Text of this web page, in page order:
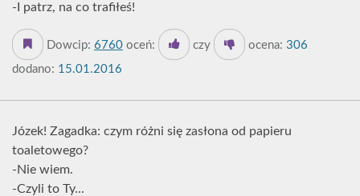
-I patrz, na co trafiłeś!
Dowcip: 6760 oceń: czy ocena: 306
dodano: 15.01.2016
Józek! Zagadka: czym różni się zasłona od papieru
toaletowego?
-Nie wiem.
-Czyli to Ty...